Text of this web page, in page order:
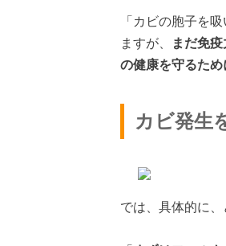
「カビの胞子を
ますが、
まだ免
の健康を守るた
カビ発生
では、具体的に